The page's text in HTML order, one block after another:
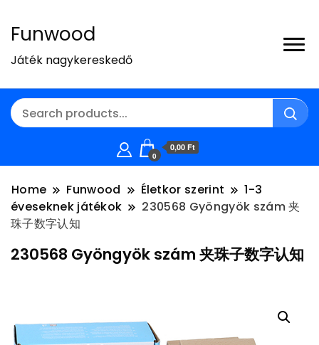
Funwood
Játék nagykereskedő
0
0,00 Ft
Home Funwood Életkor szerint
1-3
éveseknek játékok
230568 Gyöngyök szám 夹
珠子数字认知
230568 Gyöngyök szám 夹珠子数字认知